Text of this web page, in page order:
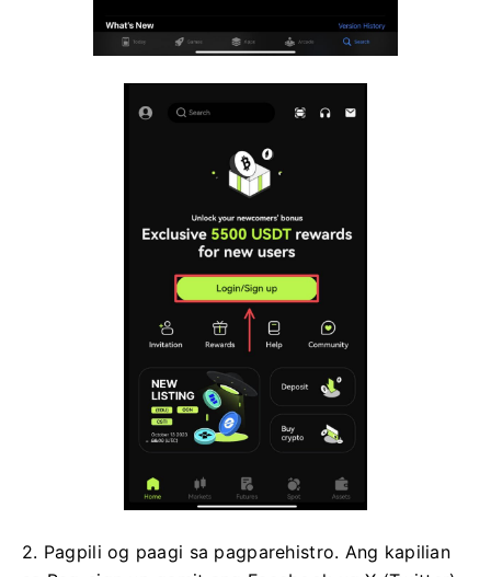
2. Pagpili og paagi sa pagparehistro. Ang kapilian